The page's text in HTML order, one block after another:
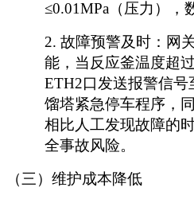
≤0.01MPa（压力），
2. 故障预警及时：网
能，当反应釜温度超
ETH2口发送报警信
馏塔紧急停车程序，
相比人工发现故障的
全事故风险。
（三）维护成本降低